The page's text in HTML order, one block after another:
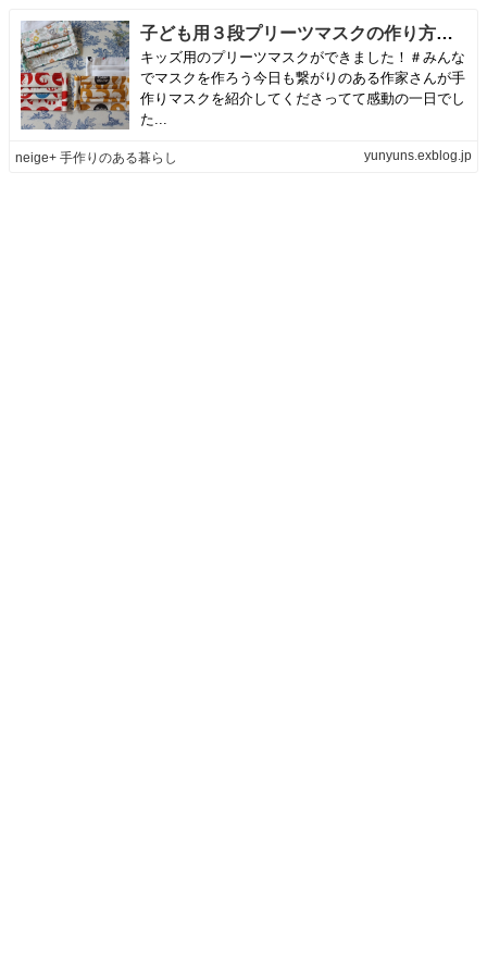
子ども用３段プリーツマスクの作り方と２種類のサイズ紹介♪ | neige+ 手作りのある暮らし
キッズ用のプリーツマスクができました！＃みんな
でマスクを作ろう今日も繋がりのある作家さんが手
作りマスクを紹介してくださってて感動の一日でし
た...
neige+ 手作りのある暮らし yunyuns.exblog.jp